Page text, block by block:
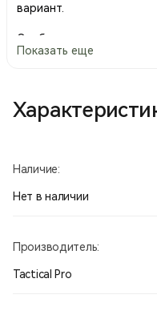
вариант.
Особенности:
Карабины изготовлены
полимерного материала;
Показать еще
Наличие:
Нет в наличии
Производитель:
Tactical Pro